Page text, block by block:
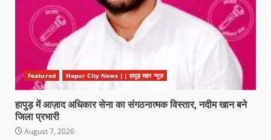
Featured Hapur City News || हापुड़ शहर न्यूज़
हापुड़ में आज़ाद अधिकार सेना का संगठनात्मक विस्तार, नदीम खान बने
जिला प्रभारी
August 7, 2026